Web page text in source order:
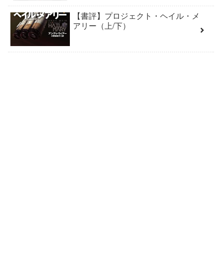
【書評】プロジェクト・ヘイル・メ
アリー（上/下）